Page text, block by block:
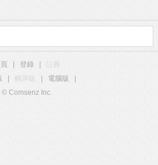
登錄
觸屏版 電腦版
© Comsenz Inc.